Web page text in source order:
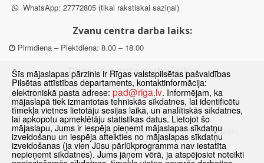
WhatsApp: 27772805 (tikai rakstiskai saziņai)
Zvanu centra darba laiks:
Pirmdiena – Piektdiena: 8.00 – 18.00
Departamenta darba laiks:
Pirmdiena, Ceturtdiena: 8.30 – 18.00
Otrdiena, Trešdiena: 8.30 – 17.00
Piektdiena: 8.30 – 15.00
Klātienes konsultācijas pieejamas tikai ar iepriekšēju pierakstu.
Šīs mājaslapas pārzinis ir Rīgas valstspilsētas pašvaldības
Pilsētas attīstības departaments, kontaktinformācija:
elektroniskā pasta adrese: pad@riga.lv. Informējam, ka
mājaslapā tiek izmantotas tehniskās sīkdatnes, lai identificētu
tīmekļa vietnes lietotāju sesijas laikā, un analītiskās sīkdatnes,
lai apkopotu apmeklētāju statistikas datus. Lietojot šo
mājaslapu, Jums ir iespēja pieņemt mājaslapas sīkdatņu
izveidošanu un iespēja atteikties no mājaslapas sīkdatņu
izveidošanas (ja vien Jūsu pārlūkprogramma nav iestatīta
nepieņemt sīkdatnes). Jums jāņem vērā, ja atspējosiet noteikti